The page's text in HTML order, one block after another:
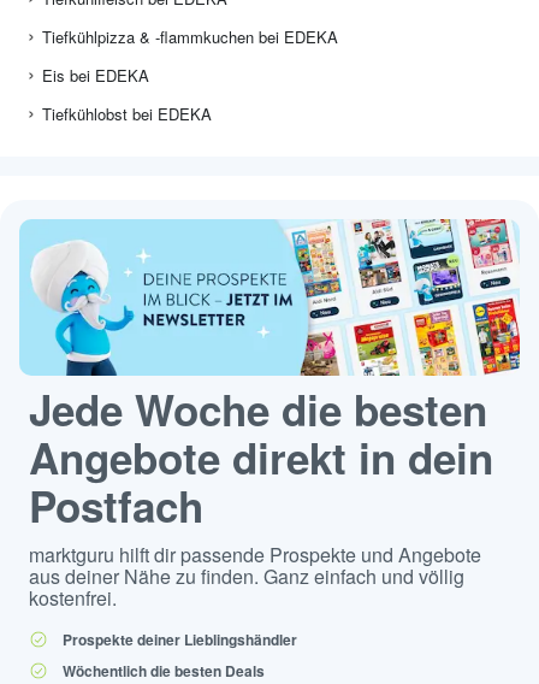
Tiefkühlpizza & -flammkuchen bei EDEKA
Eis bei EDEKA
Tiefkühlobst bei EDEKA
Jede Woche die besten
Angebote direkt in dein
Postfach
marktguru hilft dir passende Prospekte und Angebote
aus deiner Nähe zu finden. Ganz einfach und völlig
kostenfrei.
Prospekte deiner Lieblingshändler
Wöchentlich die besten Deals